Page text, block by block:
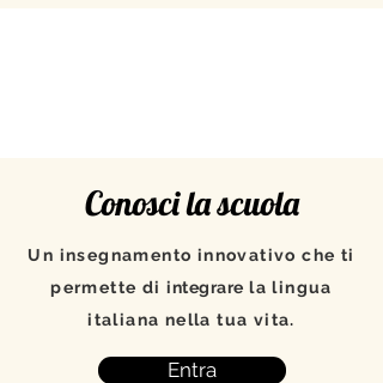
Conosci la scuola
Un insegnamento innovativo che ti
permette diintegrare la lingua
italiana nella tua vita.
Entra